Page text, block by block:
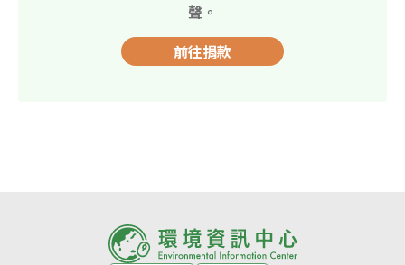
聲。
前往捐款